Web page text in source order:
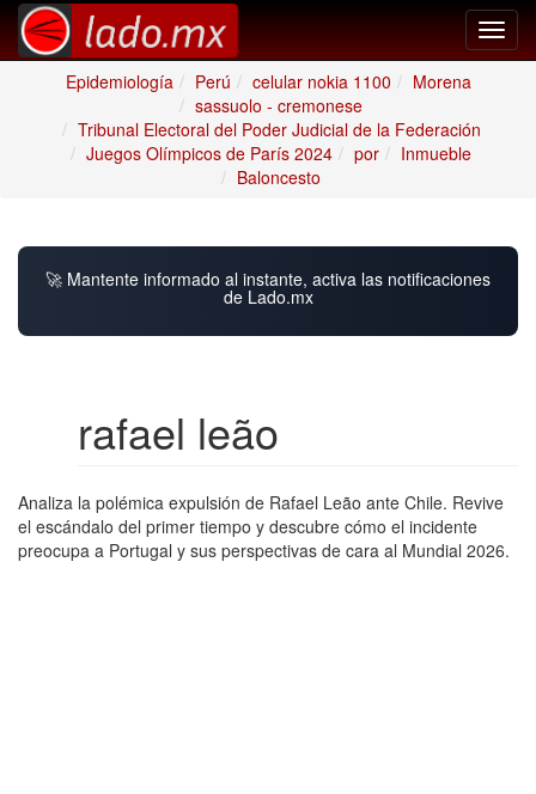
Epidemiología
Perú celular nokia 1100
Morena
sassuolo - cremonese
Tribunal Electoral del Poder Judicial de la Federación
Juegos Olímpicos de París 2024
por
Inmueble
Baloncesto
🚀 Mantente informado al instante, activa las notificaciones
de Lado.mx
rafael leão
Analiza la polémica expulsión de Rafael Leão ante Chile. Revive
el escándalo del primer tiempo y descubre cómo el incidente
preocupa a Portugal y sus perspectivas de cara al Mundial 2026.